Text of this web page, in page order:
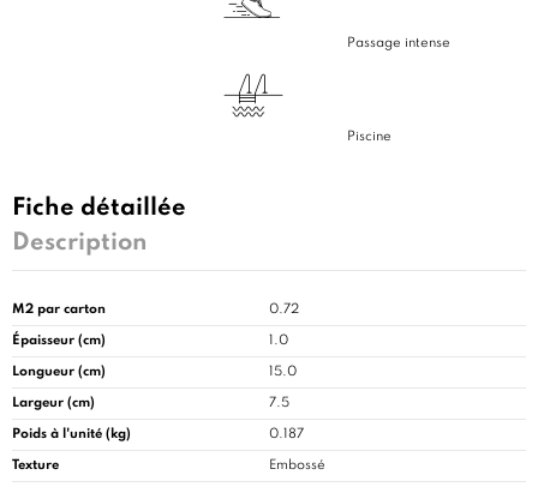
Passage intense
Piscine
Fiche détaillée
Description
M2 par carton 0.72
Épaisseur (cm) 1.0
Longueur (cm) 15.0
Largeur (cm) 7.5
Poids à l'unité (kg) 0.187
Texture Embossé